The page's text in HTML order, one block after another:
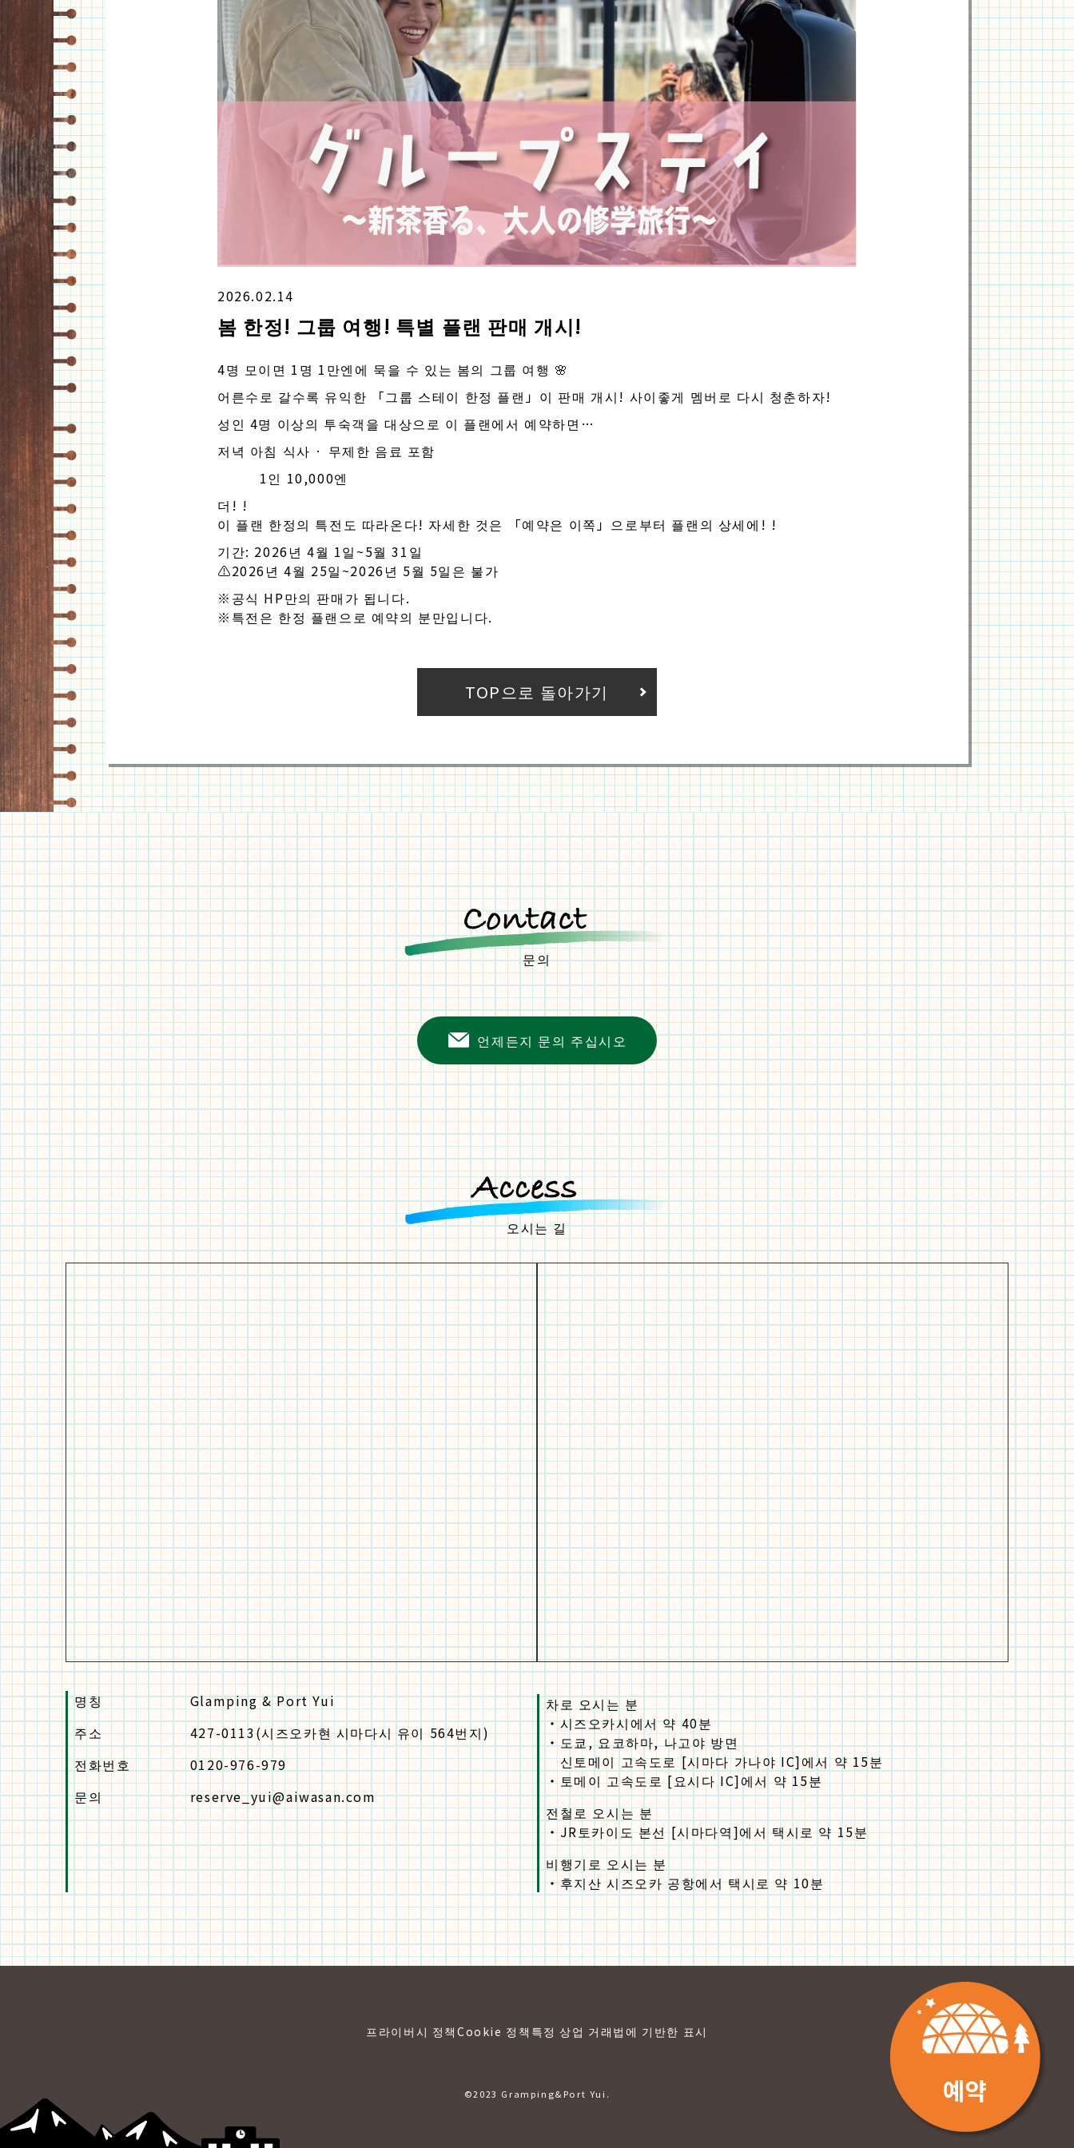
2026.02.14
봄 한정! 그룹 여행! 특별 플랜 판매 개시!
4명 모이면 1명 1만엔에 묵을 수 있는 봄의 그룹 여행 🌸
어른수로 갈수록 유익한 「그룹 스테이 한정 플랜」이 판매 개시! 사이좋게 멤버로 다시 청춘하자!
성인 4명 이상의 투숙객을 대상으로 이 플랜에서 예약하면…
저녁 아침 식사 · 무제한 음료 포함
1인 10,000엔
더! !
이 플랜 한정의 특전도 따라온다! 자세한 것은 「예약은 이쪽」으로부터 플랜의 상세에! !
기간: 2026년 4월 1일~5월 31일
⚠️2026년 4월 25일~2026년 5월 5일은 불가
※공식 HP만의 판매가 됩니다.
※특전은 한정 플랜으로 예약의 분만입니다.
TOP으로 돌아가기
문의
언제든지 문의 주십시오
오시는 길
명칭
Glamping & Port Yui
주소
427-0113(시즈오카현 시마다시 유이 564번지)
전화번호
0120-976-979
문의
reserve_yui@aiwasan.com
차로 오시는 분
・시즈오카시에서 약 40분
・도쿄, 요코하마, 나고야 방면
신토메이 고속도로 [시마다 가나야 IC]에서 약 15분
・토메이 고속도로 [요시다 IC]에서 약 15분
전철로 오시는 분
・JR토카이도 본선 [시마다역]에서 택시로 약 15분
비행기로 오시는 분
・후지산 시즈오카 공항에서 택시로 약 10분
프라이버시 정책Cookie 정책 특정 상업 거래법에 기반한 표시
©2023 Gramping&Port Yui.